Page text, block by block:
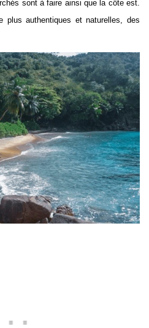
sont à faire ainsi que la côte est.
plus authentiques et naturelles, des